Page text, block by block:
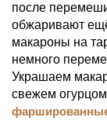
после
обжаривают
макароны на
немного
Украшаем
свежем